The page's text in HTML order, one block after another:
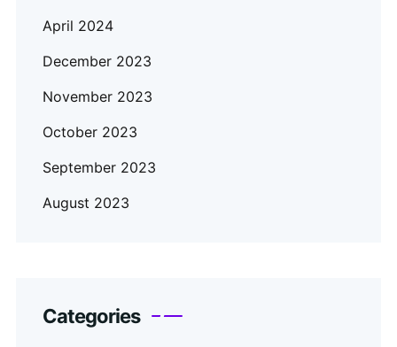
April 2024
December 2023
November 2023
October 2023
September 2023
August 2023
Categories